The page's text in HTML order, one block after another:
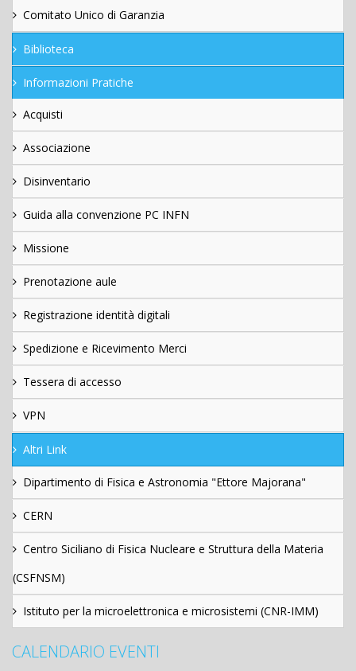
Comitato Unico di Garanzia
Biblioteca
Informazioni Pratiche
Acquisti
Associazione
Disinventario
Guida alla convenzione PC INFN
Missione
Prenotazione aule
Registrazione identità digitali
Spedizione e Ricevimento Merci
Tessera di accesso
VPN
Altri Link
Dipartimento di Fisica e Astronomia "Ettore Majorana"
CERN
Centro Siciliano di Fisica Nucleare e Struttura della Materia
(CSFNSM)
Istituto per la microelettronica e microsistemi (CNR-IMM)
CALENDARIO EVENTI